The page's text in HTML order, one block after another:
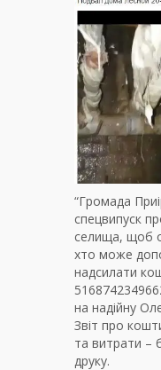
“Громада
спецвипуск
селища, щоб
хто може
надсилати
на надійну
Звіт про
та витрати –
друку.